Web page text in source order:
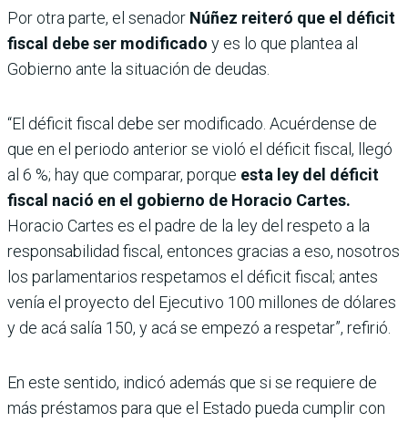
Por otra parte, el senador Núñez reiteró que el déficit
fiscal debe ser modificado y es lo que plantea al
Gobierno ante la situación de deudas.
“El déficit fiscal debe ser modificado. Acuérdense de
que en el periodo anterior se violó el déficit fiscal, llegó
al 6 %; hay que comparar, porque esta ley del déficit
fiscal nació en el gobierno de Horacio Cartes.
Horacio Cartes es el padre de la ley del respeto a la
responsabilidad fiscal, entonces gracias a eso, nosotros
los parlamentarios respetamos el déficit fiscal; antes
venía el proyecto del Ejecutivo 100 millones de dólares
y de acá salía 150, y acá se empezó a respetar”, refirió.
En este sentido, indicó además que si se requiere de
más préstamos para que el Estado pueda cumplir con